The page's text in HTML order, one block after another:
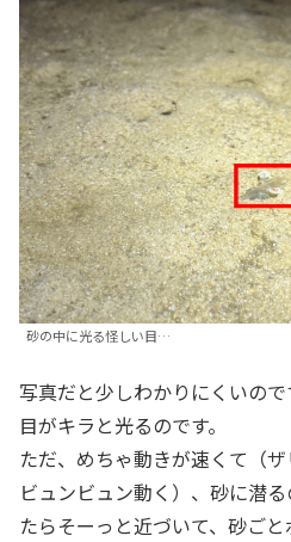
砂の中に光る怪しい目…
写真だと少しわかりにくいの
目がキラと光るのです。
ただ、めちゃ動きが速くて（
ビュンビュン動く）、砂に潜
たらそーっと近づいて、砂ご